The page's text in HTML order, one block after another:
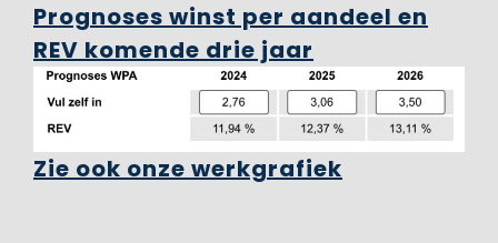
Prognoses winst per aandeel en
REV komende drie jaar
Zie ook onze werkgrafiek